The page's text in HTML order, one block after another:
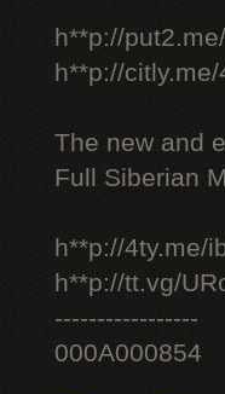
h**p://
h**p://
The new and
Full Siberian
h**p://4ty.me/
h**p://tt.vg/
-----------------
000A000854